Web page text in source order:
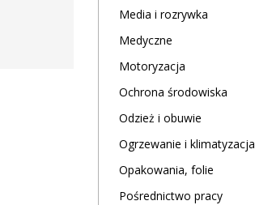
Media i rozrywka
Medyczne
Motoryzacja
Ochrona środowiska
Odzież i obuwie
Ogrzewanie i klimatyzacja
Opakowania, folie
Pośrednictwo pracy